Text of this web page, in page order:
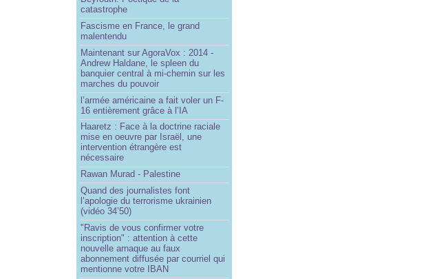
catastrophe
Fascisme en France, le grand
malentendu
Maintenant sur AgoraVox : 2014 -
Andrew Haldane, le spleen du
banquier central à mi-chemin sur les
marches du pouvoir
l’armée américaine a fait voler un F-
16 entièrement grâce à l’IA
Haaretz : Face à la doctrine raciale
mise en oeuvre par Israël, une
intervention étrangère est
nécessaire
Rawan Murad - Palestine
Quand des journalistes font
l’apologie du terrorisme ukrainien
(vidéo 34’50)
"Ravis de vous confirmer votre
inscription" : attention à cette
nouvelle arnaque au faux
abonnement diffusée par courriel qui
mentionne votre IBAN